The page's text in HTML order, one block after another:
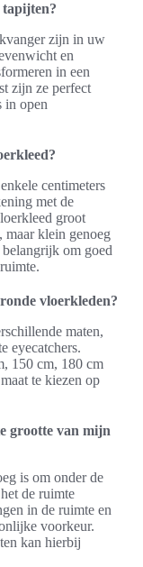
zijn in uw
en
in een
zijn ze perfect
in open
centimeters
met de
groot
maar klein genoeg
om goed
vloerkleden?
maten,
eyecatchers.
150 cm, 180 cm
te kiezen op
grootte van mijn
is om onder de
de ruimte
in de ruimte en
voorkeur.
kan hierbij